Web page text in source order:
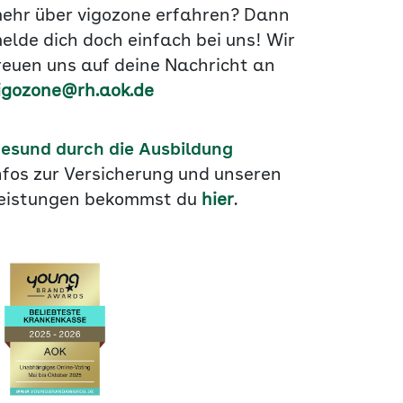
über vigozone erfahren? Dann
dich doch einfach bei uns! Wir
uns auf deine Nachricht an
durch die Ausbildung
zur Versicherung und unseren
bekommst du hier.